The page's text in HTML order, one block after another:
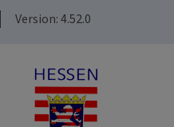
Version: 4.52.0